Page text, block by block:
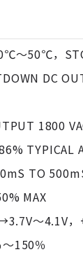
0℃～50℃，
DC
1800
TYPICAL
TO
MAX
～
150％